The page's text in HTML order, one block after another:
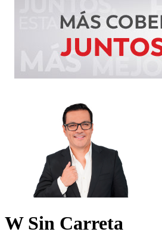
W Sin Carreta